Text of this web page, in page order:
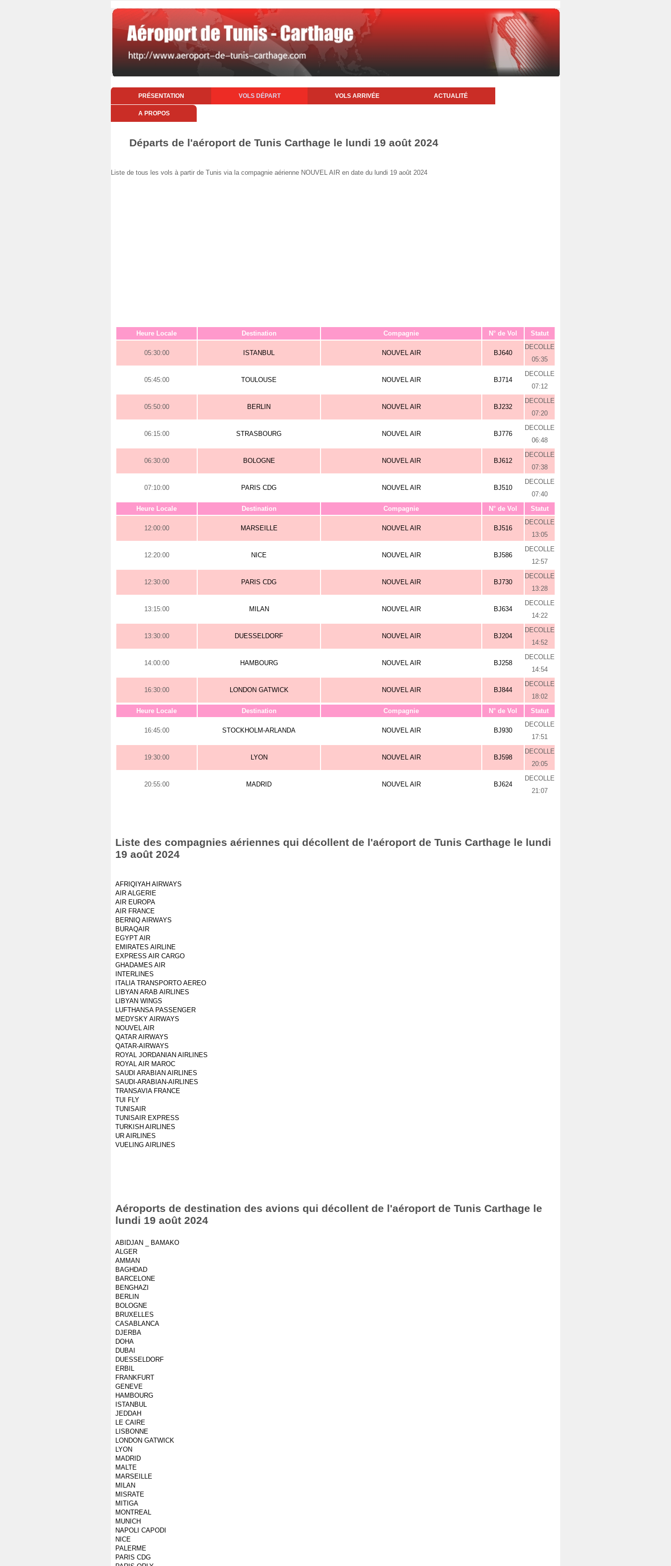
PRÉSENTATION VOLS DÉPART VOLS ARRIVÉE ACTUALITÉ
A PROPOS
Départs de l'aéroport de Tunis Carthage le lundi 19 août 2024
Liste de tous les vols à partir de Tunis via la compagnie aérienne NOUVEL AIR en date du lundi 19 août 2024
Heure Locale Destination Compagnie N° de Vol Statut
05:30:00 ISTANBUL NOUVEL AIR BJ640
DECOLLE
05:35
05:45:00 TOULOUSE NOUVEL AIR BJ714
DECOLLE
07:12
05:50:00 BERLIN NOUVEL AIR BJ232
DECOLLE
07:20
06:15:00 STRASBOURG NOUVEL AIR BJ776
DECOLLE
06:48
06:30:00 BOLOGNE NOUVEL AIR BJ612
DECOLLE
07:38
07:10:00 PARIS CDG NOUVEL AIR BJ510
DECOLLE
07:40
Heure Locale
Destination Compagnie N° de Vol Statut
12:00:00 MARSEILLE NOUVEL AIR BJ516
DECOLLE
13:05
12:20:00 NICE NOUVEL AIR BJ586
DECOLLE
12:57
12:30:00 PARIS CDG NOUVEL AIR BJ730
DECOLLE
13:28
13:15:00 MILAN NOUVEL AIR BJ634
DECOLLE
14:22
13:30:00 DUESSELDORF NOUVEL AIR BJ204
DECOLLE
14:52
14:00:00 HAMBOURG NOUVEL AIR BJ258
DECOLLE
14:54
16:30:00 LONDON GATWICK NOUVEL AIR BJ844
DECOLLE
18:02
Heure Locale
Destination Compagnie N° de Vol Statut
16:45:00 STOCKHOLM-ARLANDA NOUVEL AIR BJ930
DECOLLE
17:51
19:30:00 LYON NOUVEL AIR BJ598
DECOLLE
20:05
20:55:00 MADRID NOUVEL AIR BJ624
DECOLLE
21:07
Liste des compagnies aériennes qui décollent de l'aéroport de Tunis Carthage le lundi
19 août 2024
AFRIQIYAH AIRWAYS
AIR ALGERIE
AIR EUROPA
AIR FRANCE
BERNIQ AIRWAYS
BURAQAIR
EGYPT AIR
EMIRATES AIRLINE
EXPRESS AIR CARGO
GHADAMES AIR
INTERLINES
ITALIA TRANSPORTO AEREO
LIBYAN ARAB AIRLINES
LIBYAN WINGS
LUFTHANSA PASSENGER
MEDYSKY AIRWAYS
NOUVEL AIR
QATAR AIRWAYS
QATAR-AIRWAYS
ROYAL JORDANIAN AIRLINES
ROYAL AIR MAROC
SAUDI ARABIAN AIRLINES
SAUDI-ARABIAN-AIRLINES
TRANSAVIA FRANCE
TUI FLY
TUNISAIR
TUNISAIR EXPRESS
TURKISH AIRLINES
UR AIRLINES
VUELING AIRLINES
Aéroports de destination des avions qui décollent de l'aéroport de Tunis Carthage le
lundi 19 août 2024
ABIDJAN _ BAMAKO
ALGER
AMMAN
BAGHDAD
BARCELONE
BENGHAZI
BERLIN
BOLOGNE
BRUXELLES
CASABLANCA
DJERBA
DOHA
DUBAI
DUESSELDORF
ERBIL
FRANKFURT
GENEVE
HAMBOURG
ISTANBUL
JEDDAH
LE CAIRE
LISBONNE
LONDON GATWICK
LYON
MADRID
MALTE
MARSEILLE
MILAN
MISRATE
MITIGA
MONTREAL
MUNICH
NAPOLI CAPODI
NICE
PALERME
PARIS CDG